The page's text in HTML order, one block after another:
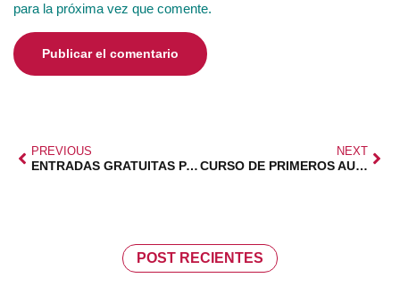
para la próxima vez que comente.
PREVIOUS
ENTRADAS GRATUITAS PARTIDO BALONCESTO
NEXT
CURSO DE PRIMEROS AUXILIOS PARA SOCIOS
POST RECIENTES